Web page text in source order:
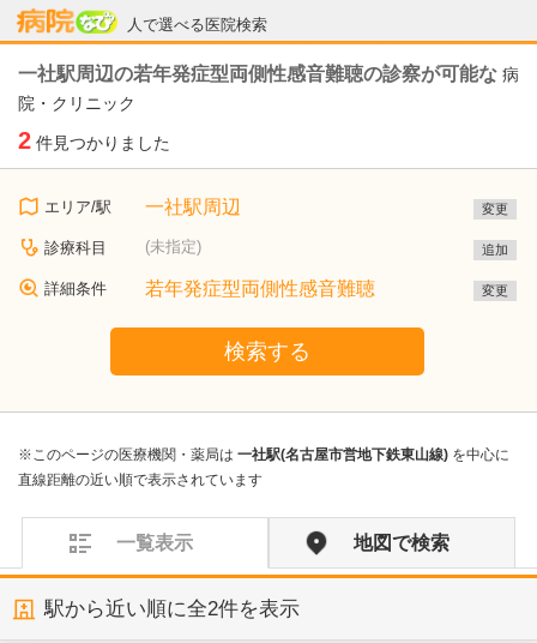
人で選べる医院検索
病院なび
一社駅周辺の若年発症型両側性感音難聴の診察が可能な 病
院・クリニック
2 件見つかりました
エリア/駅 一社駅周辺 変更
診療科目 (未指定) 追加
詳細条件 若年発症型両側性感音難聴 変更
検索する
※このページの医療機関・薬局は 一社駅(名古屋市営地下鉄東山線) を中心に
直線距離の近い順で表示されています
一覧表示 地図で検索
駅から近い順に全2件を表示